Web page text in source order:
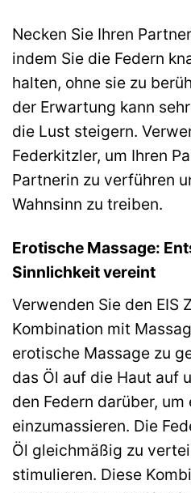
Necken Sie Ihren
indem Sie die Federn
halten, ohne sie zu
der Erwartung kann
die Lust steigern.
Federkitzler, um Ihren
Partnerin zu verführen
Wahnsinn zu treiben.
Erotische Massage:
Sinnlichkeit vereint
Verwenden Sie den EIS
Kombination mit
erotische Massage zu
das Öl auf die Haut auf
den Federn darüber, um
einzumassieren. Die
Öl gleichmäßig zu
stimulieren. Diese